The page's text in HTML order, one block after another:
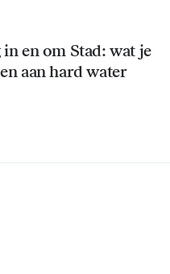
en om Stad: wat je
aan hard water